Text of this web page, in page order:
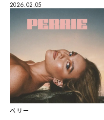
2026.02.05
ペリー